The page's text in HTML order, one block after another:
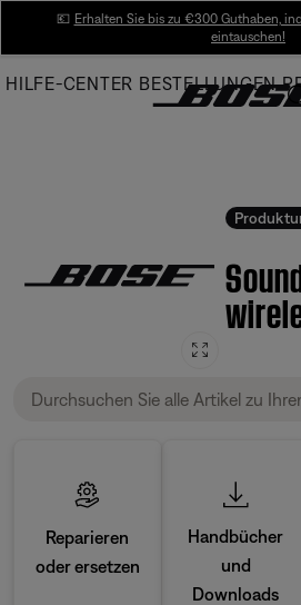
Main
💶 Erhalten Sie bis zu €300 Guthaben,
eintauschen!
HILFE-CENTER BESTELLUNGEN
Reparieren
oder ersetzen
Handbücher
und
Downloads